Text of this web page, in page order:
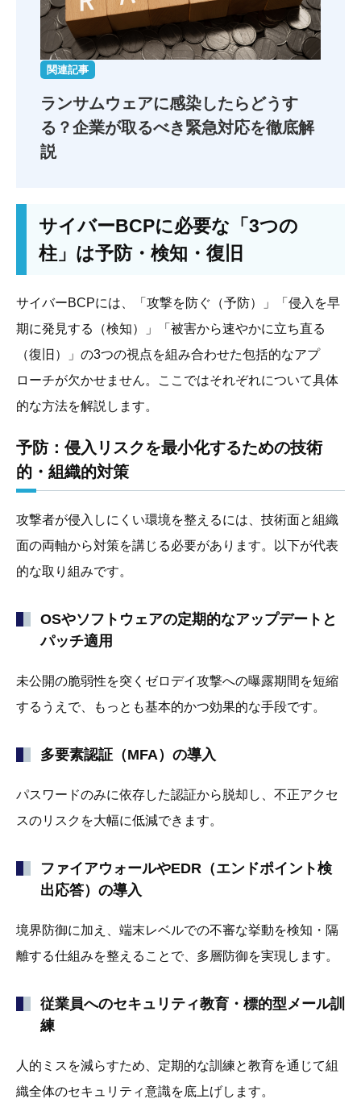
関連記事
ランサムウェアに感染したらどうす
る？企業が取るべき緊急対応を徹底解
説
サイバーBCPに必要な「3つの
柱」は予防・検知・復旧
サイバーBCPには、「攻撃を防ぐ（予防）」「侵入を早
期に発見する（検知）」「被害から速やかに立ち直る
（復旧）」の3つの視点を組み合わせた包括的なアプ
ローチが欠かせません。ここではそれぞれについて具体
的な方法を解説します。
予防：侵入リスクを最小化するための技術
的・組織的対策
攻撃者が侵入しにくい環境を整えるには、技術面と組織
面の両軸から対策を講じる必要があります。以下が代表
的な取り組みです。
OSやソフトウェアの定期的なアップデートと
パッチ適用
未公開の脆弱性を突くゼロデイ攻撃への曝露期間を短縮
するうえで、もっとも基本的かつ効果的な手段です。
多要素認証（MFA）の導入
パスワードのみに依存した認証から脱却し、不正アクセ
スのリスクを大幅に低減できます。
ファイアウォールやEDR（エンドポイント検
出応答）の導入
境界防御に加え、端末レベルでの不審な挙動を検知・隔
離する仕組みを整えることで、多層防御を実現します。
従業員へのセキュリティ教育・標的型メール訓
練
人的ミスを減らすため、定期的な訓練と教育を通じて組
織全体のセキュリティ意識を底上げします。